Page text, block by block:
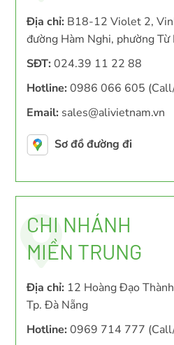
Địa chỉ: B18-12 Violet 2,
đường Hàm Nghi, phường Từ
SĐT: 024.39 11 22 88
Hotline: 0986 066 605
Email: sales@alivietnam.vn
Sơ đồ đường đi
CHI NHÁNH
MIỀN TRUNG
Địa chỉ: 12 Hoàng Đạo
Tp. Đà Nẵng
Hotline: 0969 714 777